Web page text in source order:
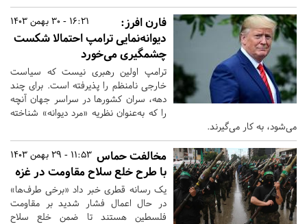
16:21 - 30 بهمن 1403
فارن افرز:
دیوانه‌نمایی ترامپ احتمالا شکست
چشمگیری می‌خورد
ترامپ اولین رهبری نیست که سیاست
خارجی نامنظم را پذیرفته است. برای چند
دهه، سران کشورها در سراسر جهان آنچه
را که به‌‌‌عنوان نظریه‌‌ «مرد دیوانه» شناخته
می‌شود، به کار می‌‌‌گیرند.
11:53 - 29 بهمن 1403 مخالفت حماس
با طرح خلع سلاح مقاومت در غزه
یک رسانه قطری خبر داد «برخی طرف‌ها»
در حال اعمال فشار شدید بر مقاومت
فلسطین هستند تا ضمن خلع‌ سلاح